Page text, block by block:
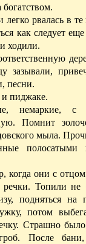
рвалась в те
как следует
ходили.
зазывали,
песни.
и пиджаке.
немаркие, с
Помнит
мыла.
полосатыми
когда они с
Топили не
подняться на
потом
Страшно было
После